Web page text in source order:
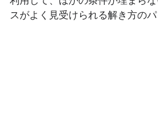
スがよく見受けられる解き方のパ